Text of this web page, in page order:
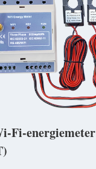
Fi-energiemeter